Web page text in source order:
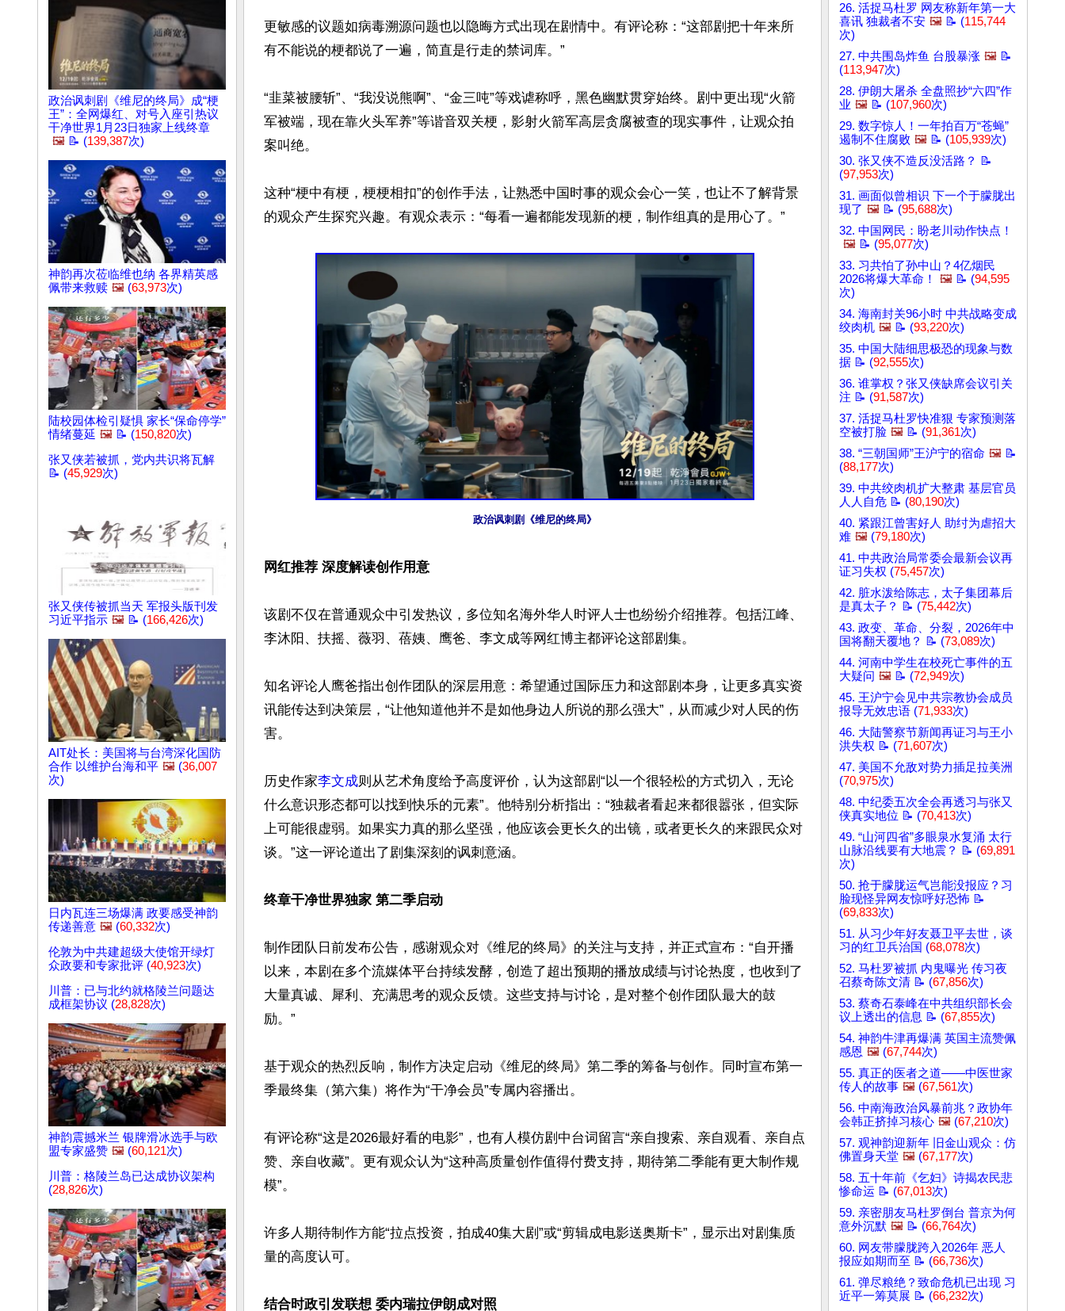
政治讽刺剧《维尼的终局》成“梗
王”：全网爆红、对号入座引热议
干净世界1月23日独家上线终章
🖼️ 📝 (139,387次)
神韵再次莅临维也纳 各界精英感
佩带来救赎 🖼️ (63,973次)
陆校园体检引疑惧 家长“保命停学”
情绪蔓延 🖼️ 📝 (150,820次)
张又侠若被抓，党内共识将瓦解
📝 (45,929次)
张又侠传被抓当天 军报头版刊发
习近平指示 🖼️ 📝 (166,426次)
AIT处长：美国将与台湾深化国防
合作 以维护台海和平 🖼️ (36,007
次)
日内瓦连三场爆满 政要感受神韵
传递善意 🖼️ (60,332次)
伦敦为中共建超级大使馆开绿灯
众政要和专家批评 (40,923次)
川普：已与北约就格陵兰问题达
成框架协议 (28,828次)
神韵震撼米兰 银牌滑冰选手与欧
盟专家盛赞 🖼️ (60,121次)
川普：格陵兰岛已达成协议架构
(28,826次)
更敏感的议题如病毒溯源问题也以隐晦方式出现在剧情中。有评论称：“这部剧把十年来所
有不能说的梗都说了一遍，简直是行走的禁词库。”
“韭菜被腰斩”、“我没说熊啊”、“金三吨”等戏谑称呼，黑色幽默贯穿始终。剧中更出现“火箭
军被端，现在靠火头军养”等谐音双关梗，影射火箭军高层贪腐被查的现实事件，让观众拍
案叫绝。
这种“梗中有梗，梗梗相扣”的创作手法，让熟悉中国时事的观众会心一笑，也让不了解背景
的观众产生探究兴趣。有观众表示：“每看一遍都能发现新的梗，制作组真的是用心了。”
政治讽刺剧《维尼的终局》
网红推荐 深度解读创作用意
该剧不仅在普通观众中引发热议，多位知名海外华人时评人士也纷纷介绍推荐。包括江峰、
李沐阳、扶摇、薇羽、蓓姨、鹰爸、李文成等网红博主都评论这部剧集。
知名评论人鹰爸指出创作团队的深层用意：希望通过国际压力和这部剧本身，让更多真实资
讯能传达到决策层，“让他知道他并不是如他身边人所说的那么强大”，从而减少对人民的伤
害。
历史作家李文成则从艺术角度给予高度评价，认为这部剧“以一个很轻松的方式切入，无论
什么意识形态都可以找到快乐的元素”。他特别分析指出：“独裁者看起来都很嚣张，但实际
上可能很虚弱。如果实力真的那么坚强，他应该会更长久的出镜，或者更长久的来跟民众对
谈。”这一评论道出了剧集深刻的讽刺意涵。
终章干净世界独家 第二季启动
制作团队日前发布公告，感谢观众对《维尼的终局》的关注与支持，并正式宣布：“自开播
以来，本剧在多个流媒体平台持续发酵，创造了超出预期的播放成绩与讨论热度，也收到了
大量真诚、犀利、充满思考的观众反馈。这些支持与讨论，是对整个创作团队最大的鼓
励。”
基于观众的热烈反响，制作方决定启动《维尼的终局》第二季的筹备与创作。同时宣布第一
季最终集（第六集）将作为“干净会员”专属内容播出。
有评论称“这是2026最好看的电影”，也有人模仿剧中台词留言“亲自搜索、亲自观看、亲自点
赞、亲自收藏”。更有观众认为“这种高质量创作值得付费支持，期待第二季能有更大制作规
模”。
许多人期待制作方能“拉点投资，拍成40集大剧”或“剪辑成电影送奥斯卡”，显示出对剧集质
量的高度认可。
结合时政引发联想 委内瑞拉伊朗成对照
26. 活捉马杜罗 网友称新年第一大
喜讯 独裁者不安 🖼️ 📝 (115,744
次)
27. 中共围岛炸鱼 台股暴涨 🖼️ 📝
(113,947次)
28. 伊朗大屠杀 全盘照抄“六四”作
业 🖼️ 📝 (107,960次)
29. 数字惊人！一年拍百万“苍蝇”
遏制不住腐败 🖼️ 📝 (105,939次)
30. 张又侠不造反没活路？ 📝
(97,953次)
31. 画面似曾相识 下一个于朦胧出
现了 🖼️ 📝 (95,688次)
32. 中国网民：盼老川动作快点！
🖼️ 📝 (95,077次)
33. 习共怕了孙中山？4亿烟民
2026将爆大革命！
🖼️ 📝 (94,595
次)
34. 海南封关96小时 中共战略变成
绞肉机 🖼️ 📝 (93,220次)
35. 中国大陆细思极恐的现象与数
据 📝 (92,555次)
36. 谁掌权？张又侠缺席会议引关
注 📝 (91,587次)
37. 活捉马杜罗快准狠 专家预测落
空被打脸 🖼️ 📝 (91,361次)
38. “三朝国师”王沪宁的宿命 🖼️ 📝
(88,177次)
39. 中共绞肉机扩大整肃 基层官员
人人自危 📝 (80,190次)
40. 紧跟江曾害好人 助纣为虐招大
难 🖼️ (79,180次)
41. 中共政治局常委会最新会议再
证习失权 (75,457次)
42. 脏水泼给陈志，太子集团幕后
是真太子？ 📝 (75,442次)
43. 政变、革命、分裂，2026年中
国将翻天覆地？ 📝 (73,089次)
44. 河南中学生在校死亡事件的五
大疑问 🖼️ 📝 (72,949次)
45. 王沪宁会见中共宗教协会成员
报导无效忠语 (71,933次)
46. 大陆警察节新闻再证习与王小
洪失权 📝 (71,607次)
47. 美国不允敌对势力插足拉美洲
(70,975次)
48. 中纪委五次全会再透习与张又
侠真实地位 📝 (70,413次)
49. “山河四省”多眼泉水复涌 太行
山脉沿线要有大地震？ 📝 (69,891
次)
50. 抢于朦胧运气岂能没报应？习
脸现怪异网友惊呼好恐怖 📝
(69,833次)
51. 从习少年好友聂卫平去世，谈
习的红卫兵治国 (68,078次)
52. 马杜罗被抓 内鬼曝光 传习夜
召蔡奇陈文清 📝 (67,856次)
53. 蔡奇石泰峰在中共组织部长会
议上透出的信息 📝 (67,855次)
54. 神韵牛津再爆满 英国主流赞佩
感恩 🖼️ (67,744次)
55. 真正的医者之道——中医世家
传人的故事 🖼️ (67,561次)
56. 中南海政治风暴前兆？政协年
会韩正挤掉习核心 🖼️ (67,210次)
57. 观神韵迎新年 旧金山观众：仿
佛置身天堂 🖼️ (67,177次)
58. 五十年前《乞妇》诗揭农民悲
惨命运 📝 (67,013次)
59. 亲密朋友马杜罗倒台 普京为何
意外沉默 🖼️ 📝 (66,764次)
60. 网友带朦胧跨入2026年 恶人
报应如期而至 📝 (66,736次)
61. 弹尽粮绝？致命危机已出现 习
近平一筹莫展 📝 (66,232次)